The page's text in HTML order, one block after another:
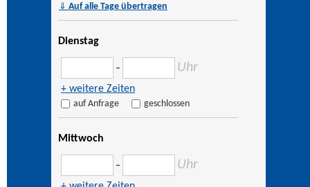
⇓ Auf alle Tage übertragen
Dienstag
– Uhr
+ weitere Zeiten
auf Anfrage geschlossen
Mittwoch
– Uhr